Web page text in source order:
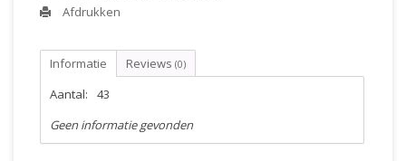
Afdrukken
Informatie Reviews (0)
Aantal:
43
Geen informatie gevonden